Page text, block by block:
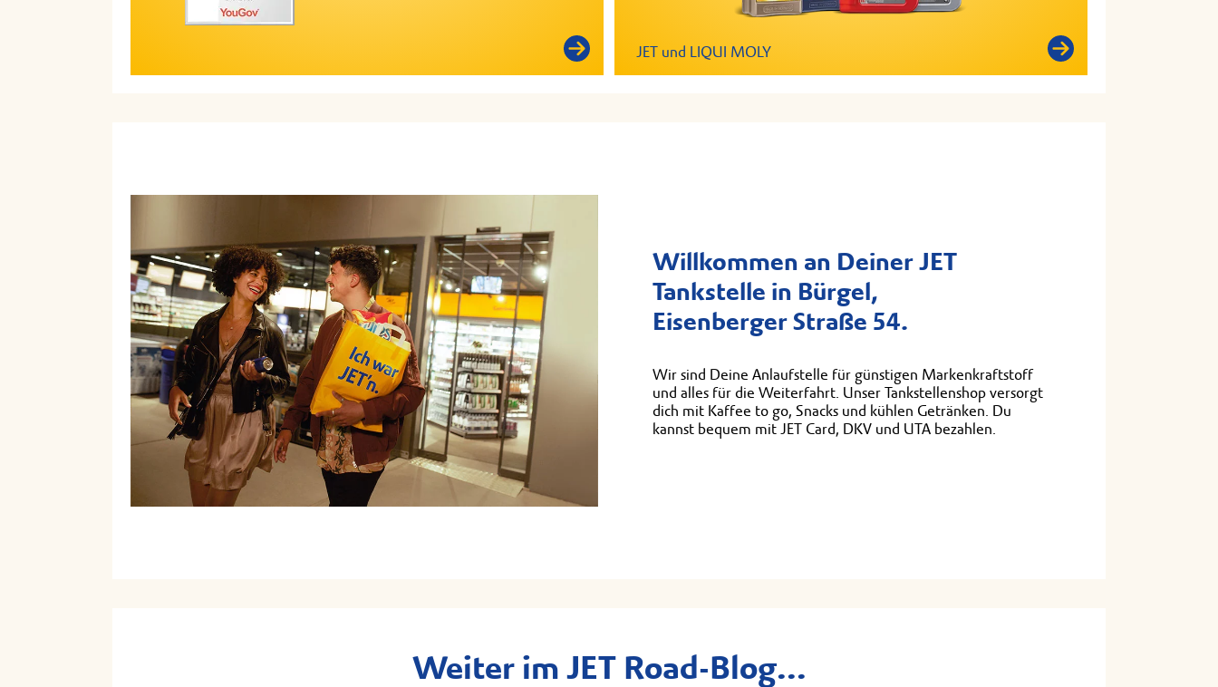
JET und LIQUI MOLY
Willkommen an Deiner JET
Tankstelle in Bürgel,
Eisenberger Straße 54.
Wir sind Deine Anlaufstelle für günstigen Markenkraftstoff
und alles für die Weiterfahrt. Unser Tankstellenshop versorgt
dich mit Kaffee to go, Snacks und kühlen Getränken. Du
kannst bequem mit JET Card, DKV und UTA bezahlen.
Weiter im JET Road-Blog...